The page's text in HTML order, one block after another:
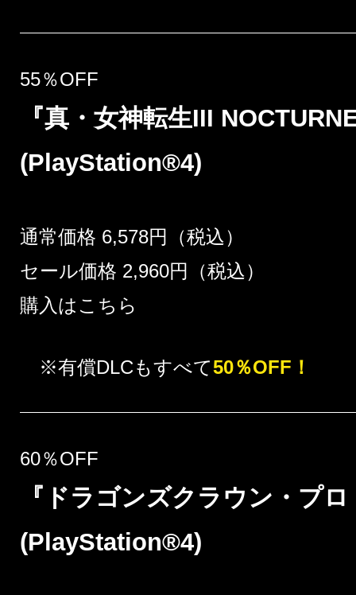
55％OFF
『真・女神転生III
(PlayStation®4)
通常価格 6,578円（税込）
セール価格 2,960円（税込）
購入はこちら
※有償DLCもすべて50％OFF！
60％OFF
『ドラゴンズクラウン・プ
(PlayStation®4)